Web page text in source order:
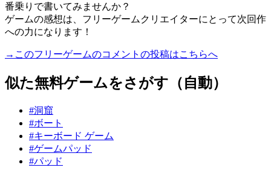
番乗りで書いてみませんか？
ゲームの感想は、フリーゲームクリエイターにとって次回作
への力になります！
→このフリーゲームのコメントの投稿はこちらへ
似た無料ゲームをさがす（自動）
#洞窟
#ボート
#キーボード ゲーム
#ゲームパッド
#パッド